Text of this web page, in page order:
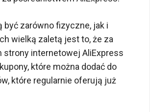
być zarówno fizyczne, jak i
wielką zaletą jest to, że za
strony internetowej AliExpress
które można dodać do
które regularnie oferują już